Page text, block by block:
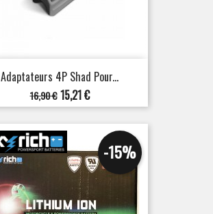
Adaptateurs 4P Shad Pour...
Prix
de
base
16,90 € Prix
15,21 €
-15%